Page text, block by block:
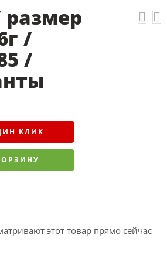
/
/
КЛИК
этот товар прямо сейчас